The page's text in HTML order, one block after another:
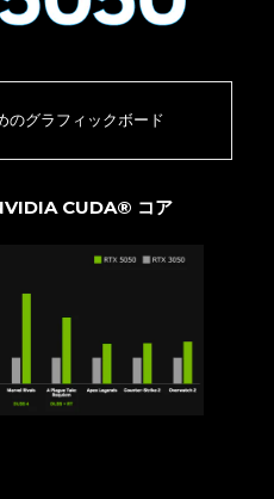
のグラフィックボード
CUDA® コア